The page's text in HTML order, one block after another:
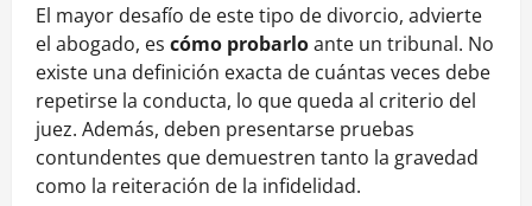
El mayor desafío de este tipo de divorcio, advierte
el abogado, es cómo probarloante un tribunal. No
existe una definición exacta de cuántas veces debe
repetirse la conducta, lo que queda al criterio del
juez. Además, deben presentarse pruebas
contundentes que demuestren tanto la gravedad
como la reiteración de la infidelidad.